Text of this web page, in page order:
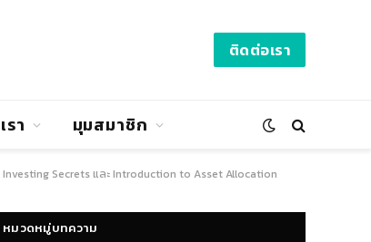
ติดต่อเรา
รา มุมสมาชิก
Investing Secrets และ Introduction to Asset Allocation
หมวดหมู่บทความ